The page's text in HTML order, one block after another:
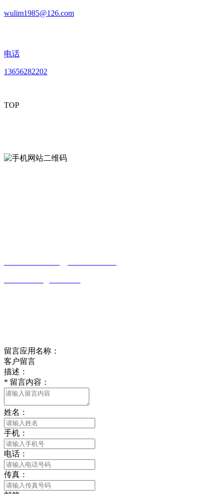
wulim1985@126.com
电话
13656282202
TOP
留言应用名称：
客户留言
描述：
* 留言内容：
姓名：
手机：
电话：
传真：